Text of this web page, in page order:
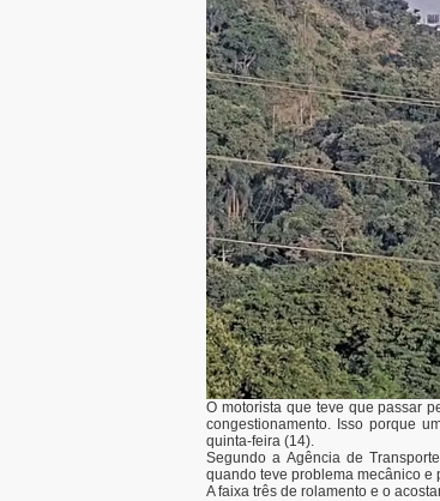
O motorista que teve que passar
congestionamento. Isso porque
quinta-feira (14).
Segundo a Agência de
quando teve problema mecânico e
A faixa três de rolamento e o